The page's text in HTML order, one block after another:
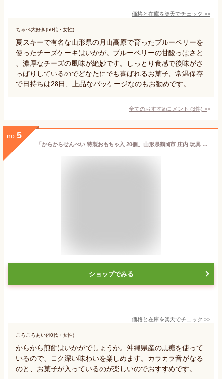
価格と在庫を楽天でチェック >>
ちゃぺ大好き(50代・女性)
夏スキーで有名な山形県の月山高原で育ったブルーベリーを
使ったチーズケーキはいかが。ブルーベリーの甘酸っぱさと
、濃厚なチーズの風味が絶妙です。しっとり食感で後味がさ
っぱりしているのでどなたにでも喜ばれるお菓子。常温保存
で日持ちは28日、上品なパッケージなのもお勧めです。
全てのおすすめコメント (3件) >
no. 5
「からからせんべい 特製おもちゃ入 20個」山形県鶴岡市 庄内 玩具 フォーチュン クッキー 黒糖 和風 お菓子 まるやま 宇佐美煎餅店 個包装（袋入り）
ショップでみる
価格と在庫を楽天でチェック >>
ころころあい(40代・女性)
からから煎餅はいかがでしょうか。沖縄県産の黒糖を使って
いるので、コク深い味わいを楽しめます。カラカラ音がなる
のと、お菓子が入っているのが楽しいのでおすすめです。